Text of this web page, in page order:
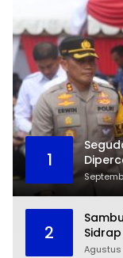
1
2
Zona 5
Agustus